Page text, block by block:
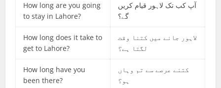
How long are you going
to stay in Lahore?
آپ کب تک لاہور قیام کریں
گے؟
How long does it take to
get to Lahore?
لاہور جانے میں کتنا وقت
لگتا ہے؟
How long have you
been there?
کتنے عرصے سے تم وہاں
ہو؟